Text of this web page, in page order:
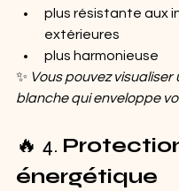
plus résistante aux
extérieures
plus harmonieuse
✨ Vous pouvez visualiser
blanche qui enveloppe
🔥 4.
énergétique